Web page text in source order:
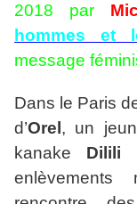
2018 par
hommes et
message
Dans le Paris
d’Orel , un
kanake Dilili